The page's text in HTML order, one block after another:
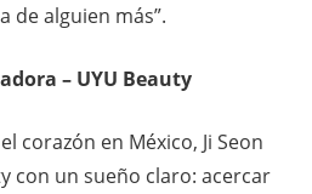
de alguien más”.
– UYU Beauty
corazón en México, Ji Seon
con un sueño claro: acercar